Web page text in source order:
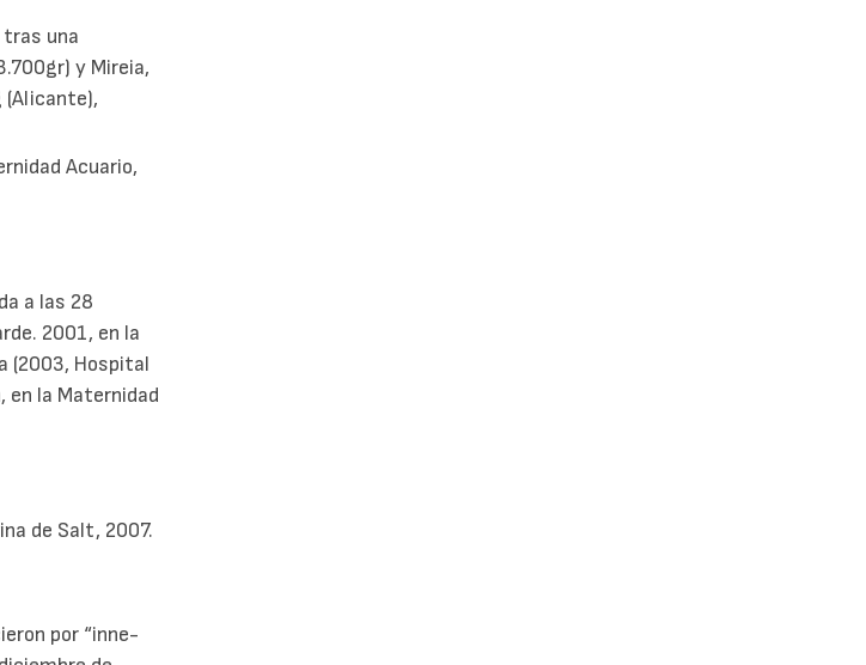
tras una
y Mireia,
(Alicante),
Acuario,
a las 28
2001, en la
(2003, Hospital
en la Maternidad
de Salt, 2007.
por “inne-